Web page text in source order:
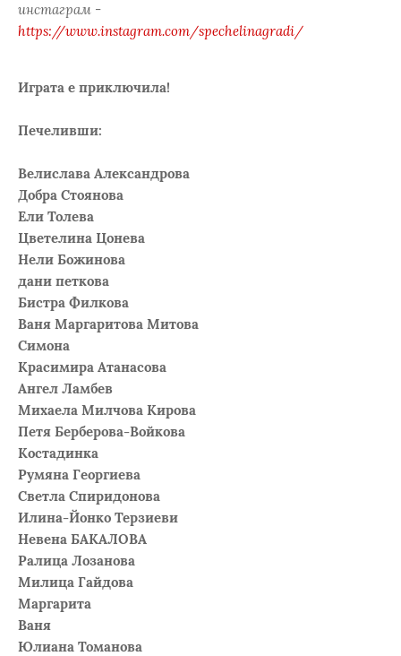
инстаграм -
https://www.instagram.com/spechelinagradi/
Играта е приключила!
Печеливши:
Велислава Александрова
Добра Стоянова
Ели Толева
Цветелина Цонева
Нели Божинова
дани петкова
Бистра Филкова
Ваня Маргаритова Митова
Симона
Красимира Атанасова
Ангел Ламбев
Михаела Милчова Кирова
Петя Берберова-Войкова
Костадинка
Румяна Георгиева
Светла Спиридонова
Илина-Йонко Терзиеви
Невена БАКАЛОВА
Ралица Лозанова
Милица Гайдова
Маргарита
Ваня
Юлиана Томанова